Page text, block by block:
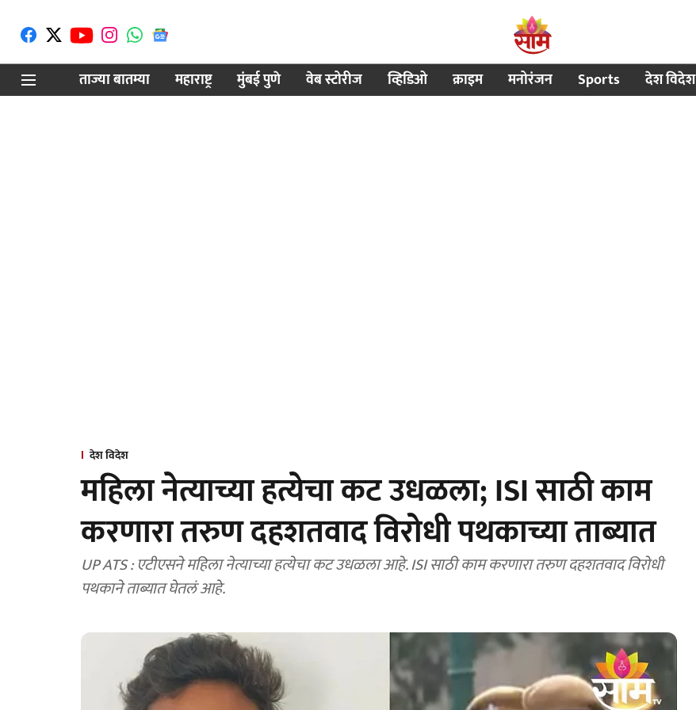
ताज्या बातम्या
महाराष्ट्र मुंबई पुणे वेब स्टोरीज व्हिडिओ क्राइम मनोरंजन Sports देश विदेश
देश विदेश
महिला नेत्याच्या हत्येचा कट उधळला; ISI साठी काम
करणारा तरुण दहशतवाद विरोधी पथकाच्या ताब्यात
UP ATS : एटीएसने महिला नेत्याच्या हत्येचा कट उधळला आहे. ISI साठी काम करणारा तरुण दहशतवाद विरोधी
पथकाने ताब्यात घेतलं आहे.